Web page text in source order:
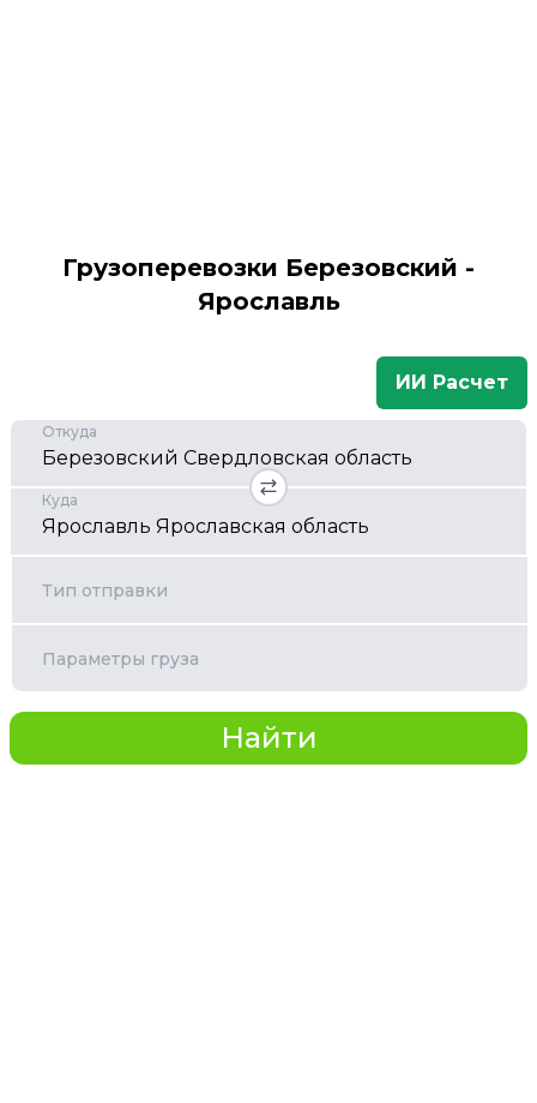
Грузоперевозки Березовский -
Ярославль
ИИ Расчет
Откуда
Куда
Тип отправки
Параметры груза
Найти